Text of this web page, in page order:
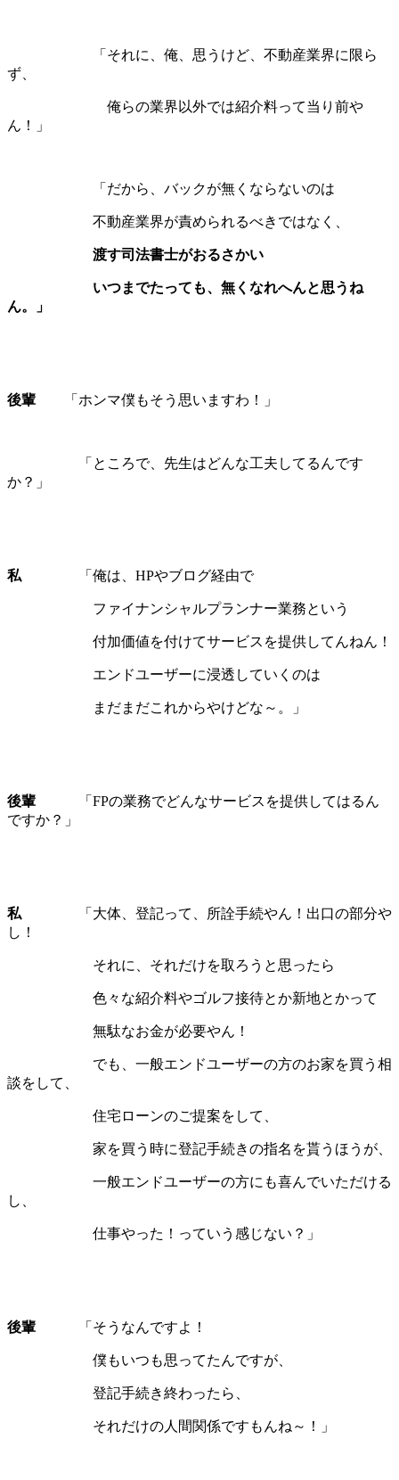
「それに、俺、思うけど、不動産業界に限ら
ず、
俺らの業界以外では紹介料って当り前や
ん！」
「だから、バックが無くならないのは
不動産業界が責められるべきではなく、
渡す司法書士がおるさかい
いつまでたっても、無くなれへんと思うね
ん。」
後輩 「ホンマ僕もそう思いますわ！」
「ところで、先生はどんな工夫してるんです
か？」
私 「俺は、HPやブログ経由で
ファイナンシャルプランナー業務という
付加価値を付けてサービスを提供してんねん！
エンドユーザーに浸透していくのは
まだまだこれからやけどな～。」
後輩 「FPの業務でどんなサービスを提供してはるん
ですか？」
私 「大体、登記って、所詮手続やん！出口の部分や
し！
それに、それだけを取ろうと思ったら
色々な紹介料やゴルフ接待とか新地とかって
無駄なお金が必要やん！
でも、一般エンドユーザーの方のお家を買う相
談をして、
住宅ローンのご提案をして、
家を買う時に登記手続きの指名を貰うほうが、
一般エンドユーザーの方にも喜んでいただける
し、
仕事やった！っていう感じない？」
後輩 「そうなんですよ！
僕もいつも思ってたんですが、
登記手続き終わったら、
それだけの人間関係ですもんね～！」